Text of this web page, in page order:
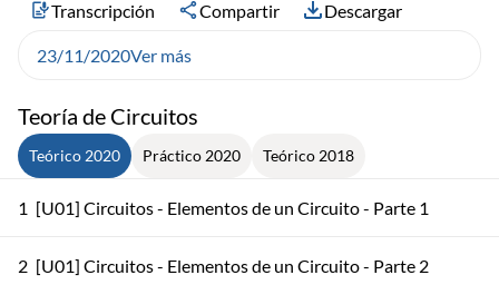
Teoría de Circuitos
Teórico 2020 Práctico 2020 Teórico 2018
1 [U01] Circuitos - Elementos de un Circuito - Parte 1
2 [U01] Circuitos - Elementos de un Circuito - Parte 2
Transcripción Compartir Descargar
23/11/2020Ver más